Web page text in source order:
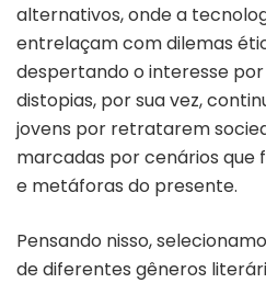
alternativos, onde a
entrelaçam com dilemas
despertando o interesse por
distopias, por sua vez,
jovens por retratarem
marcadas por cenários que
e metáforas do presente.
Pensando nisso,
de diferentes gêneros